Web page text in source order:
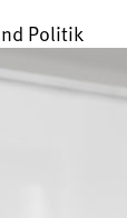
Politik